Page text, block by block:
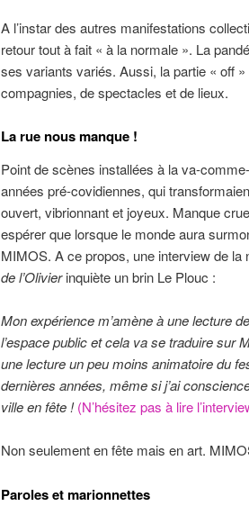
A l’instar des autres manifestations
retour tout à fait « à la normale ». La
ses variants variés. Aussi, la partie « off
compagnies, de spectacles et de lieux.
La rue nous manque !
Point de scènes installées à la va-
années pré-covidiennes, qui
ouvert, vibrionnant et joyeux. Manque
espérer que lorsque le monde aura
MIMOS. A ce propos, une interview de
de l’Olivierinquiète un brin Le Plouc :
Mon expérience m’amène à une lecture
l’espace public et cela va se traduire sur
une lecture un peu moins animatoire du
dernières années, même si j’ai
ville en fête !(N’hésitez pas à lire
Non seulement en fête mais en art.
Paroles et marionnettes